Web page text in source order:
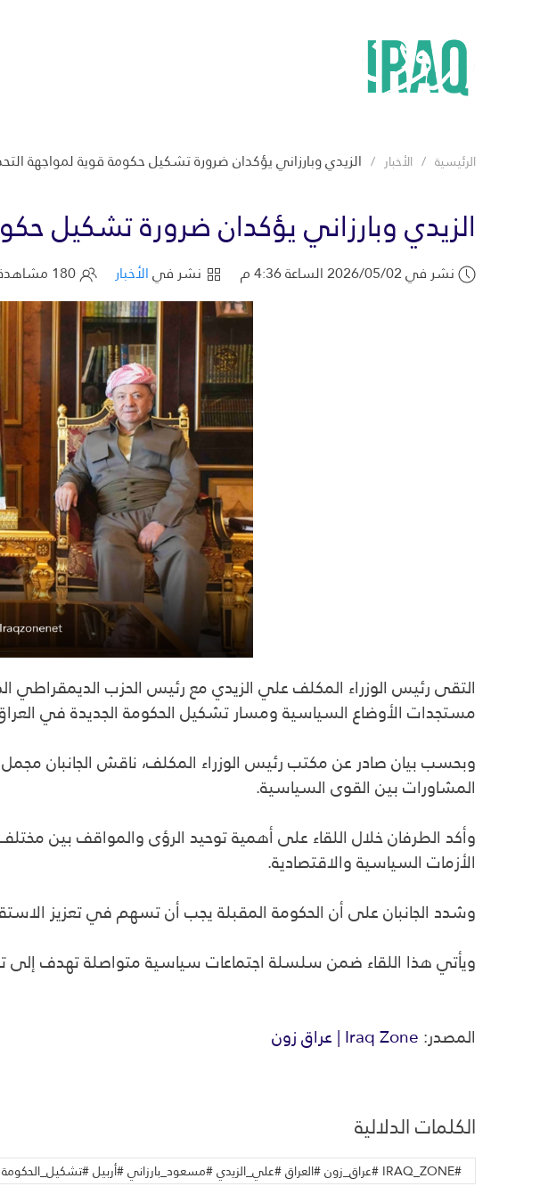
الرئيسية الأخبار الزيدي وبارزاني يؤكدان ضرورة تشكيل حكومة قوية لمواجهة
الزيدي وبارزاني يؤكدان ضرورة تشكيل
نشر في 2026/05/02 الساعة 4:36 م نشر فيالأخبار
التقى رئيس الوزراء المكلف علي الزيدي مع رئيس الحزب
مستجدات الأوضاع السياسية ومسار تشكيل الحكومة الجديدة في
وبحسب بيان صادر عن مكتب رئيس الوزراء المكلف، ناقش الجانبان
المشاورات بين القوى السياسية.
وأكد الطرفان خلال اللقاء على أهمية توحيد الرؤى والمواقف بين
الأزمات السياسية والاقتصادية.
وشدد الجانبان على أن الحكومة المقبلة يجب أن تسهم في تعزيز
ويأتي هذا اللقاء ضمن سلسلة اجتماعات سياسية متواصلة تهدف إلى
المصدر:Iraq Zone | عراق زون
الكلمات الدلالية
#IRAQ_ZONE #عراق_زون #العراق #علي_الزيدي #مسعود_بارزاني #أربيل #تشكيل_الحكومة #السياسة_العراقية #الإطار_التنسيقي #أخبار_العراق